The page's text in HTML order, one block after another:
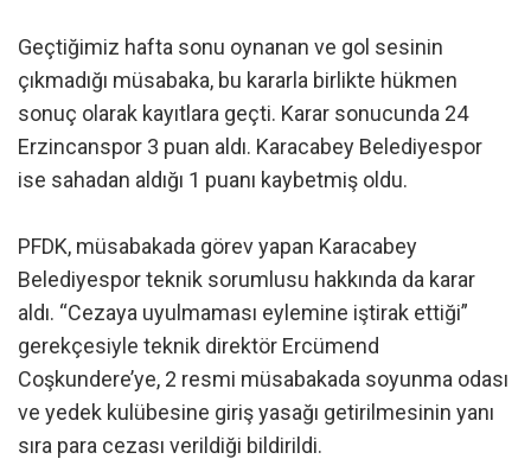
Geçtiğimiz hafta sonu oynanan ve gol sesinin
çıkmadığı müsabaka, bu kararla birlikte hükmen
sonuç olarak kayıtlara geçti. Karar sonucunda 24
Erzincanspor 3 puan aldı. Karacabey Belediyespor
ise sahadan aldığı 1 puanı kaybetmiş oldu.
PFDK, müsabakada görev yapan Karacabey
Belediyespor teknik sorumlusu hakkında da karar
aldı. “Cezaya uyulmaması eylemine iştirak ettiği”
gerekçesiyle teknik direktör Ercümend
Coşkundere’ye, 2 resmi müsabakada soyunma odası
ve yedek kulübesine giriş yasağı getirilmesinin yanı
sıra para cezası verildiği bildirildi.